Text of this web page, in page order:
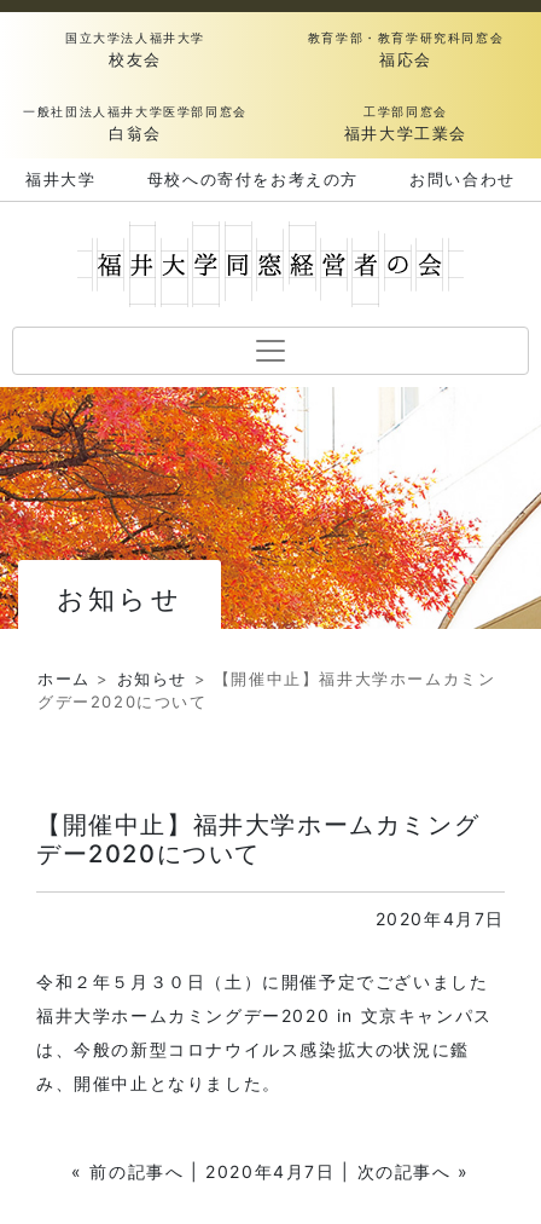
国立大学法人福井大学
校友会
教育学部・教育学研究科同窓会
福応会
一般社団法人福井大学医学部同窓会
白翁会
工学部同窓会
福井大学工業会
福井大学 母校への寄付をお考えの方 お問い合わせ
お知らせ
ホーム > お知らせ >
【開催中止】福井大学ホームカミン
グデー2020について
【開催中止】福井大学ホームカミング
デー2020について
2020年4月7日
令和２年５月３０日（土）に開催予定でございました
福井大学ホームカミングデー2020 in 文京キャンパス
は、今般の新型コロナウイルス感染拡大の状況に鑑
み、開催中止となりました。
«前の記事へ | 2020年4月7日 | 次の記事へ »